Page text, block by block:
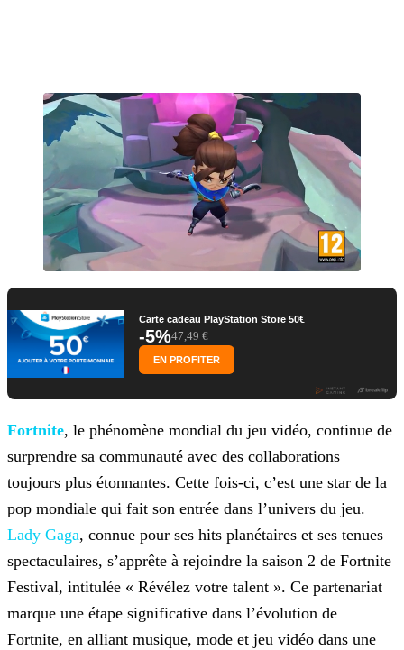
Carte cadeau PlayStation Store 50€
-5%47,49 €
EN PROFITER
Fortnite, le phénomène mondial du jeu vidéo, continue de
surprendre sa communauté avec des collaborations
toujours plus étonnantes. Cette fois-ci, c’est une star de la
pop mondiale qui fait son entrée dans l’univers du jeu.
Lady Gaga, connue pour ses hits planétaires et ses tenues
spectaculaires, s’apprête à rejoindre la saison 2 de Fortnite
Festival, intitulée « Révélez votre talent ». Ce partenariat
marque une étape significative dans l’évolution de
Fortnite, en alliant musique, mode et jeu vidéo dans une